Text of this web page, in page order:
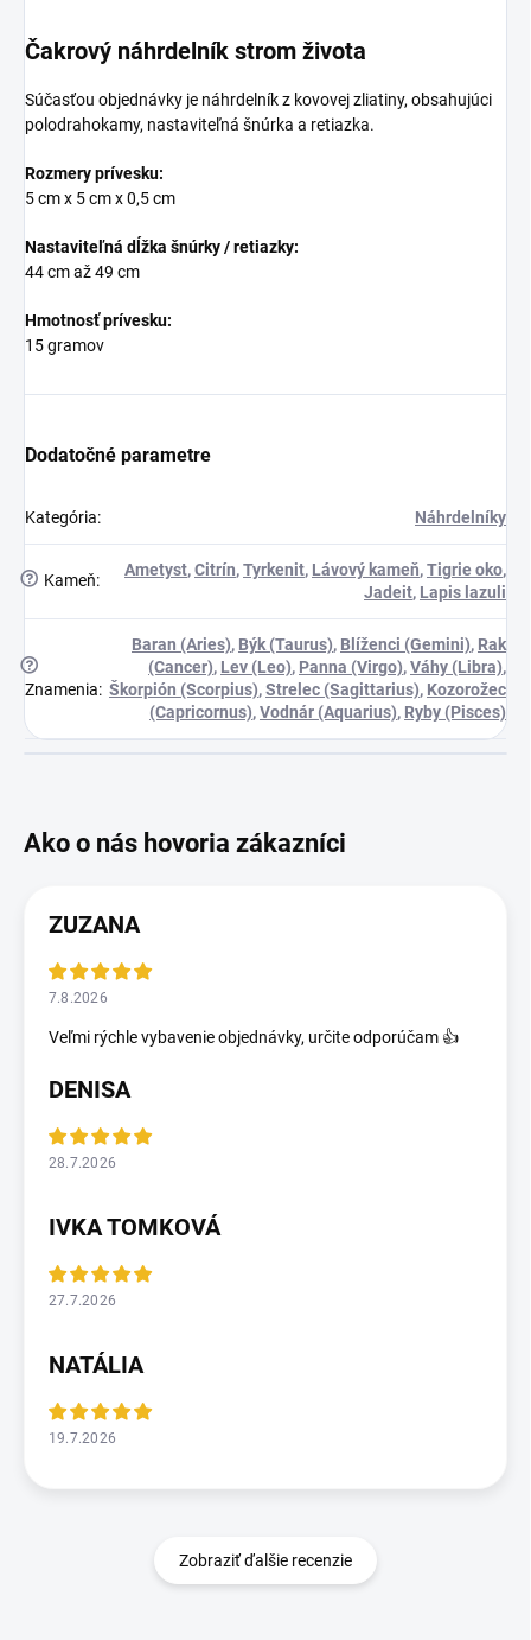
Čakrový náhrdelník strom života
Súčasťou objednávky je náhrdelník z kovovej zliatiny, obsahujúci
polodrahokamy, nastaviteľná šnúrka a retiazka.
Rozmery prívesku:
5 cm x 5 cm x 0,5 cm
Nastaviteľná dĺžka šnúrky / retiazky:
44 cm až 49 cm
Hmotnosť prívesku:
15 gramov
Dodatočné parametre
Kategória: Náhrdelníky
? Kameň:
Ametyst,Citrín,Tyrkenit, Lávový kameň,Tigrie oko,
Jadeit, Lapis lazuli
?
Znamenia:
Baran (Aries), Býk (Taurus), Blíženci (Gemini), Rak
(Cancer), Lev (Leo), Panna (Virgo),Váhy (Libra),
Škorpión (Scorpius),Strelec (Sagittarius), Kozorožec
(Capricornus),Vodnár (Aquarius), Ryby (Pisces)
ZUZANA
7.8.2026
Veľmi rýchle vybavenie objednávky, určite odporúčam 👍
DENISA
28.7.2026
IVKA TOMKOVÁ
27.7.2026
NATÁLIA
19.7.2026
Zobraziť ďalšie recenzie